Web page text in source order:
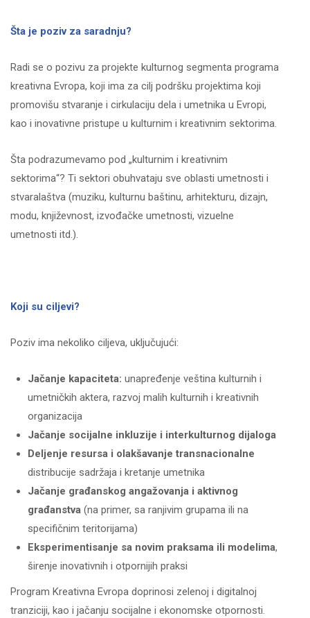
Šta je poziv za saradnju?
Radi se o pozivu za projekte kulturnog segmenta programa
kreativna Evropa, koji ima za cilj podršku projektima koji
promovišu stvaranje i cirkulaciju dela i umetnika u Evropi,
kao i inovativne pristupe u kulturnim i kreativnim sektorima.
Šta podrazumevamo pod „kulturnim i kreativnim
sektorima“? Ti sektori obuhvataju sve oblasti umetnosti i
stvaralaštva (muziku, kulturnu baštinu, arhitekturu, dizajn,
modu, književnost, izvođačke umetnosti, vizuelne
umetnosti itd.).
Koji su ciljevi?
Poziv ima nekoliko ciljeva, uključujući:
Jačanje kapaciteta: unapređenje veština kulturnih i
umetničkih aktera, razvoj malih kulturnih i kreativnih
organizacija
Jačanje socijalne inkluzije i interkulturnog dijaloga
Deljenje resursa i olakšavanje transnacionalne
distribucije sadržaja i kretanje umetnika
Jačanje građanskog angažovanja i aktivnog
građanstva (na primer, sa ranjivim grupama ili na
specifičnim teritorijama)
Eksperimentisanje sa novim praksama ili modelima,
širenje inovativnih i otpornijih praksi
Program Kreativna Evropa doprinosi zelenoj i digitalnoj
tranziciji, kao i jačanju socijalne i ekonomske otpornosti.